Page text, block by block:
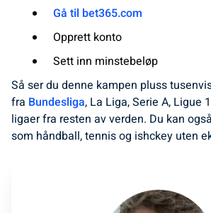
Gå til bet365.com
Opprett konto
Sett inn minstebeløp
Så ser du denne kampen pluss
fra Bundesliga, La Liga, Serie A, Ligue
ligaer fra resten av verden. Du kan
som håndball, tennis og ishckey uten